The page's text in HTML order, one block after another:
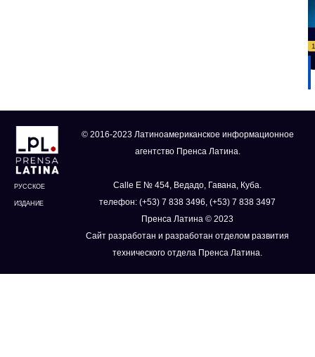
РУССКОЕ
ИЗДАНИЕ
© 2016-2023 Латиноамериканское информационное
агентство Пренса Латина.
Calle E № 454, Ведадо, Гавана, Куба.
телефон: (+53) 7 838 3496, (+53) 7 838 3497
Пренса Латина © 2023
Сайт разработан и разработан отделом развития
технического отдела Пренса Латина.